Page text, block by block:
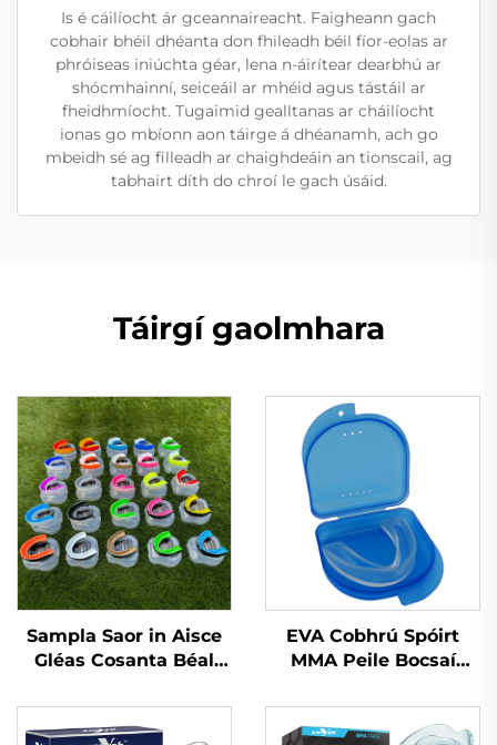
Is é cáilíocht ár gceannaireacht. Faigheann gach
cobhair bhéil dhéanta don fhileadh béil fíor-eolas ar
phróiseas iniúchta géar, lena n-áirítear dearbhú ar
shócmhainní, seiceáil ar mhéid agus tástáil ar
fheidhmíocht. Tugaimid gealltanas ar cháilíocht
ionas go mbíonn aon táirge á dhéanamh, ach go
mbeidh sé ag filleadh ar chaighdeáin an tionscail, ag
tabhairt díth do chroí le gach úsáid.
Táirgí gaolmhara
Sampla Saor in Aisce
Gléas Cosanta Béal
Inbhuanaithe do
Leanai Piec Béal
EVA Cobhrú Spóirt
MMA Peile Bocsaí
Silicónach